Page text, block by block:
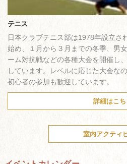
テニス
日本クラブテニス部は1978年設立さ
始め、１月から３月までの冬季、男
ーム対抗戦などの各種大会を開催し
しています。レベルに応じた大会な
初心者の参加も歓迎しています。
詳細はこ
室内アクティ